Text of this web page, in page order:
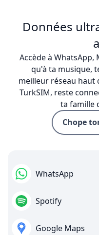
Données
Accède à WhatsApp,
qu'à ta musique,
meilleur réseau haut
TurkSIM, reste
ta famille
Chope
WhatsApp
Spotify
Google Maps